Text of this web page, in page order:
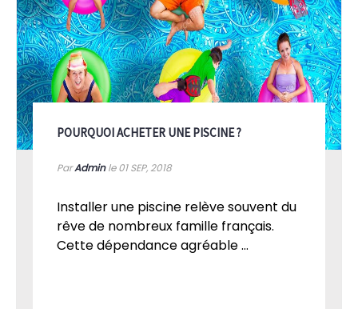
POURQUOI ACHETER UNE PISCINE ?
ParAdminle 01SEP, 2018
Installer une piscine relève souvent du
rêve de nombreux famille français.
Cette dépendance agréable ...